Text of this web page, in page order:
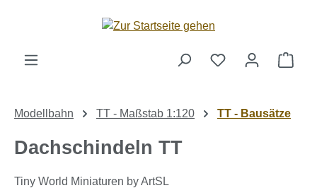
Zum Hauptinhalt springen
Modellbahn TT - Maßstab 1:120 TT - Bausätze
Dachschindeln TT
Tiny World Miniaturen by ArtSL